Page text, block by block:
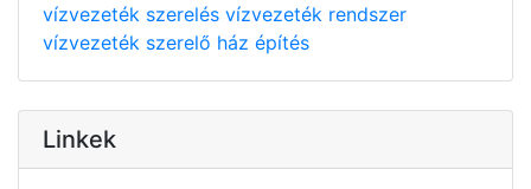
vízvezeték szerelés vízvezeték rendszer
vízvezeték szerelő ház építés
Linkek